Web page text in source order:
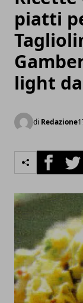
piatti
light
di Redazione
Facebook